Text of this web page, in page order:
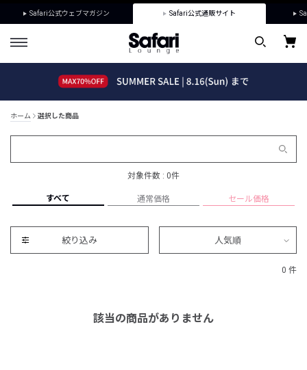
Safari公式ウェブマガジン Safari公式通販サイト
ホーム 選択した商品
対象件数 : 0件
すべて 通常価格 セール価格
絞り込み 人気順
0 件
該当の商品がありません